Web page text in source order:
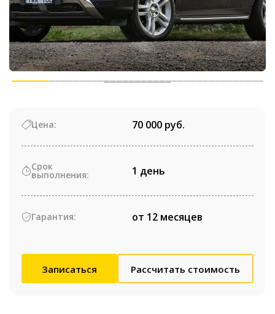
Цена: 70 000 руб.
Срок
выполнения: 1 день
Гарантия: от 12 месяцев
Записаться Рассчитать стоимость